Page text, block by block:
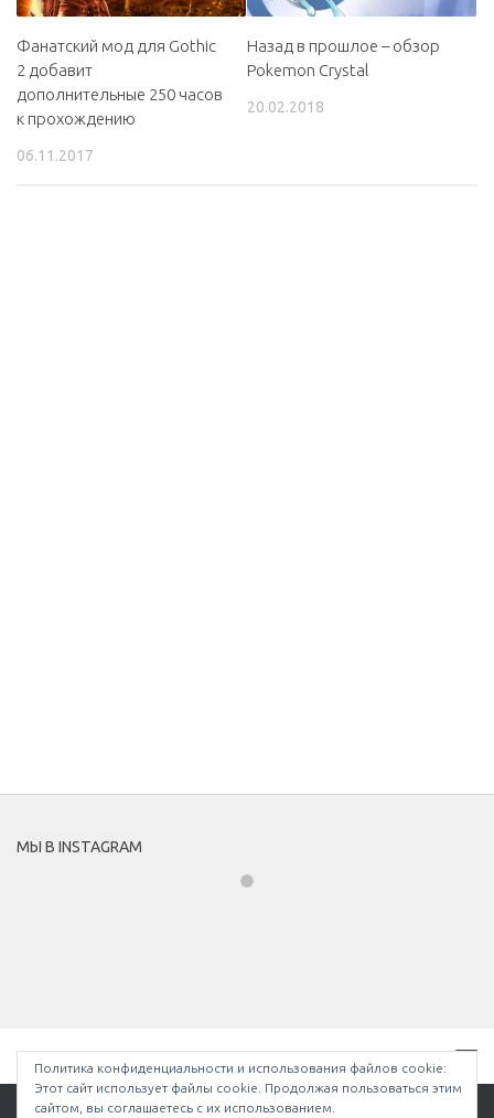
Фанатский мод для Gothic
2 добавит
дополнительные 250 часов
к прохождению
06.11.2017
Назад в прошлое – обзор
Pokemon Crystal
20.02.2018
МЫ В INSTAGRAM
Политика конфиденциальности и использования файлов сookie:
Этот сайт использует файлы cookie. Продолжая пользоваться этим
сайтом, вы соглашаетесь с их использованием.